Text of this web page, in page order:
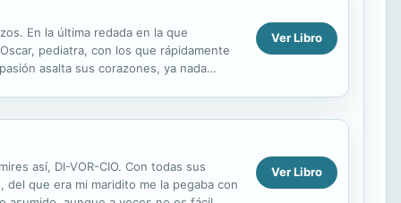
En la última redada en la que
pediatra, con los que rápidamente
asalta sus corazones, ya nada
Ver Libro
así, DI-VOR-CIO. Con todas sus
que era mi maridito me la pegaba con
Ver Libro